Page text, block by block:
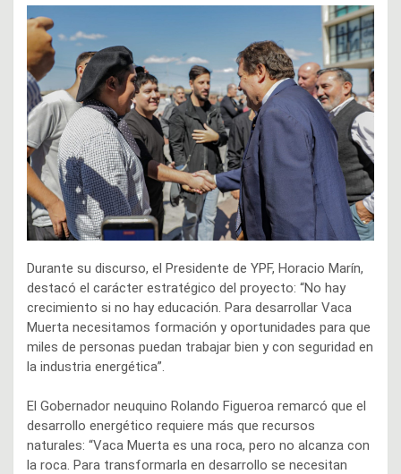
Durante su discurso, el Presidente de YPF, Horacio Marín,
destacó el carácter estratégico del proyecto: “No hay
crecimiento si no hay educación. Para desarrollar Vaca
Muerta necesitamos formación y oportunidades para que
miles de personas puedan trabajar bien y con seguridad en
la industria energética”.
El Gobernador neuquino Rolando Figueroa remarcó que el
desarrollo energético requiere más que recursos
naturales: “Vaca Muerta es una roca, pero no alcanza con
la roca. Para transformarla en desarrollo se necesitan